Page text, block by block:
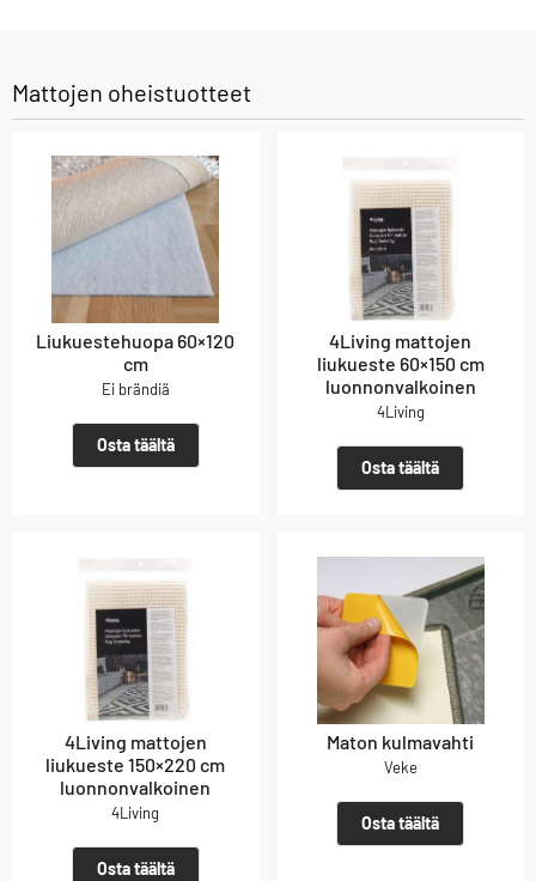
Mattojen oheistuotteet
Liukuestehuopa 60×120
cm
Ei brändiä
Osta täältä
4Living mattojen
liukueste 60×150 cm
luonnonvalkoinen
4Living
Osta täältä
4Living mattojen
liukueste 150×220 cm
luonnonvalkoinen
4Living
Osta täältä
Maton kulmavahti
Veke
Osta täältä